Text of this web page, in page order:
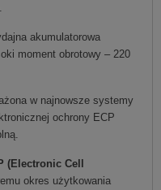
akumulatorowa
moment obrotowy – 220
w najnowsze systemy
ochrony ECP
(Electronic Cell
okres użytkowania